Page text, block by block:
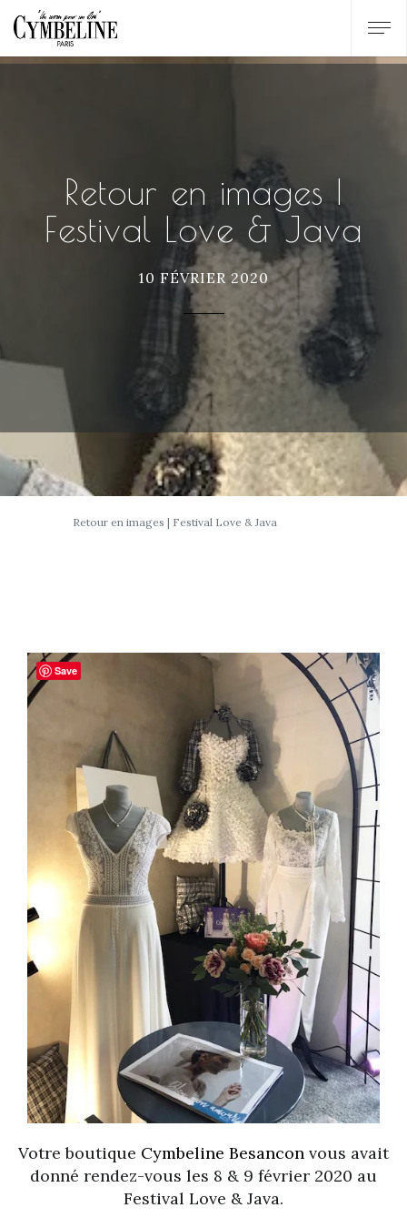
Retour en images |
Festival Love & Java
10 FÉVRIER 2020
Retour en images | Festival Love & Java
Votre boutique Cymbeline Besancon vous avait
donné rendez-vous les 8 & 9 février 2020 au
Festival Love & Java.
Save